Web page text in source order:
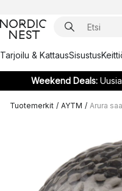
Tarjoilu & KattausSisustus
Weekend Deals:
Tuotemerkit / AYTM / Arura